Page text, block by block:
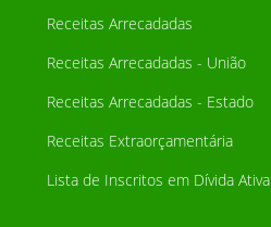
Receitas Arrecadadas
Receitas Arrecadadas - União
Receitas Arrecadadas - Estado
Receitas Extraorçamentária
Lista de Inscritos em Dívida Ativa